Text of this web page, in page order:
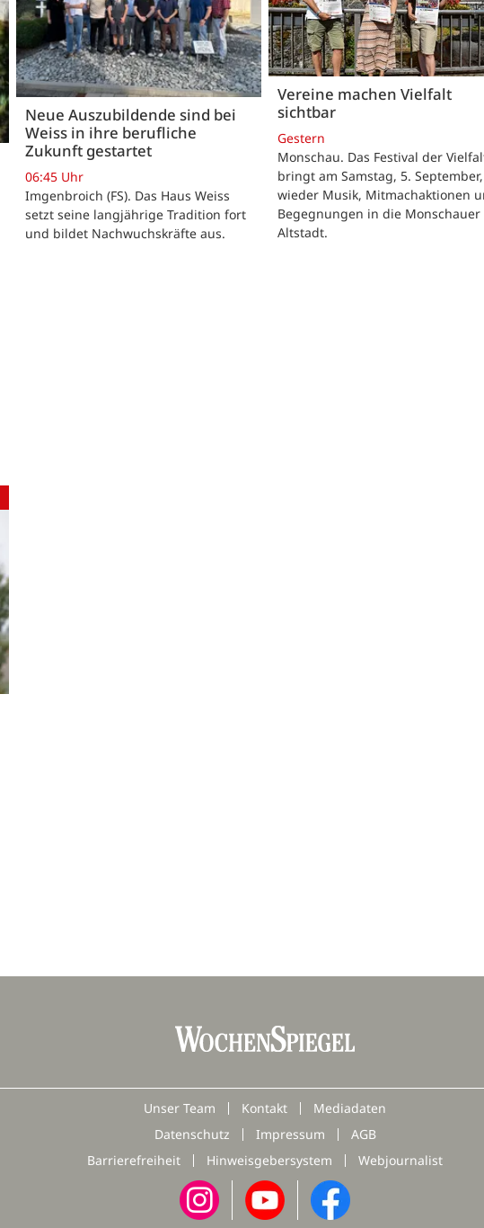
Neue Auszubildende sind bei
Weiss in ihre berufliche
Zukunft gestartet
06:45 Uhr
Imgenbroich (FS). Das Haus Weiss
setzt seine langjährige Tradition fort
und bildet Nachwuchskräfte aus.
Vereine machen Vielfalt
sichtbar
Gestern
Monschau. Das Festival der
bringt am Samstag, 5. September,
wieder Musik, Mitmachaktionen
Begegnungen in die Monschauer
Altstadt.
Unser Team Kontakt
Mediadaten
Datenschutz
Impressum
AGB
Barrierefreiheit
Hinweisgebersystem Webjournalist